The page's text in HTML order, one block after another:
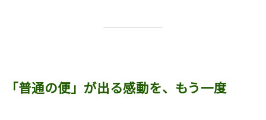
「普通の便」が出る感動を、もう一度